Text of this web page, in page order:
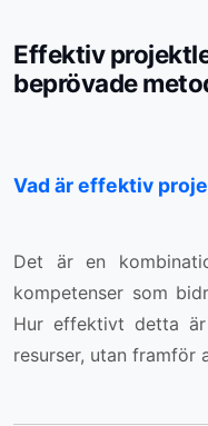
Effektiv
beprövade
Vad är effektiv
Det är en
kompetenser som
Hur effektivt detta
resurser, utan framför